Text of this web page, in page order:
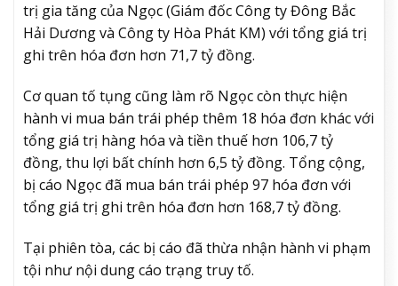
trị gia tăng của Ngọc (Giám đốc Công ty Đông Bắc
Hải Dương và Công ty Hòa Phát KM) với tổng giá trị
ghi trên hóa đơn hơn 71,7 tỷ đồng.
Cơ quan tố tụng cũng làm rõ Ngọc còn thực hiện
hành vi mua bán trái phép thêm 18 hóa đơn khác với
tổng giá trị hàng hóa và tiền thuế hơn 106,7 tỷ
đồng, thu lợi bất chính hơn 6,5 tỷ đồng. Tổng cộng,
bị cáo Ngọc đã mua bán trái phép 97 hóa đơn với
tổng giá trị ghi trên hóa đơn hơn 168,7 tỷ đồng.
Tại phiên tòa, các bị cáo đã thừa nhận hành vi phạm
tội như nội dung cáo trạng truy tố.